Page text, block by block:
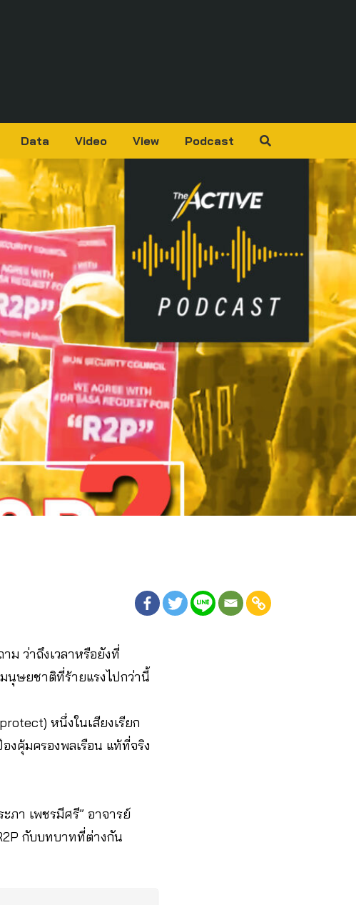
Data Video View Podcast
ม ว่าถึงเวลาหรือยังที่
นุษยชาติที่ร้ายแรงไปกว่านี้
หนึ่งในเสียงเรียก
งคุ้มครองพลเรือน แท้ที่จริง
ภา เพชรมีศรี” อาจารย์
กับบทบาทที่ต่างกัน